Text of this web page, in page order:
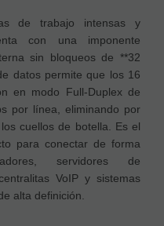
de trabajo intensas y
con una imponente
sin bloqueos de **32
datos permite que los 16
en modo Full-Duplex de
por línea, eliminando por
cuellos de botella. Es el
para conectar de forma
servidores de
VoIP y sistemas
alta definición.